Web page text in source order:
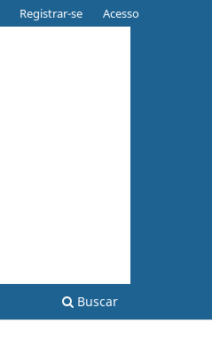
Buscar
Registrar-se Acesso